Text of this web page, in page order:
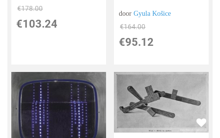
€178.00
€103.24
doorGyula Košice
€164.00
€95.12